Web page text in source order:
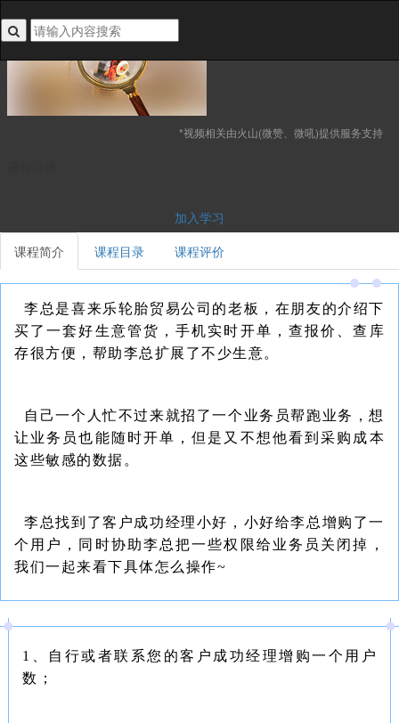
*视频相关由火山(微赞、微吼)提供服务支持
加入学习
课程简介
课程目录 课程评价
李总是喜来乐轮胎贸易公司的老板，在朋友的介绍下
买了一套好生意管货，手机实时开单，查报价、查库
存很方便，帮助李总扩展了不少生意。
自己一个人忙不过来就招了一个业务员帮跑业务，想
让业务员也能随时开单，但是又不想他看到采购成本
这些敏感的数据。
李总找到了客户成功经理小好，小好给李总增购了一
个用户，同时协助李总把一些权限给业务员关闭掉，
我们一起来看下具体怎么操作~
1、自行或者联系您的客户成功经理增购一个用户
数；